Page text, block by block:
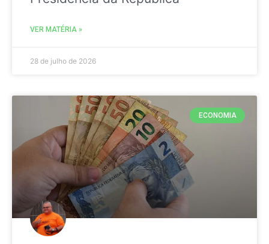
VER MATÉRIA »
28 de julho de 2026
ECONOMIA